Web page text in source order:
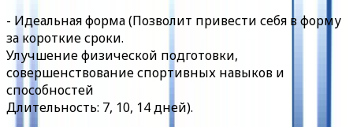
- Идеальная форма (Позволит привести себя в форму
за короткие сроки.
Улучшение физической подготовки,
совершенствование спортивных навыков и
способностей
Длительность: 7, 10, 14 дней).